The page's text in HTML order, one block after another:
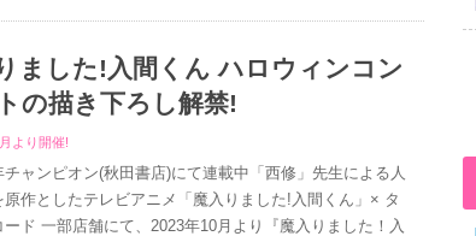
ました!入間くん ハロウィンコン
の描き下ろし解禁!
より開催!
チャンピオン(秋田書店)にて連載中「西修」先生による人
原作としたテレビアニメ「魔入りました!入間くん」× タ
ード 一部店舗にて、2023年10月より『魔入りました！入